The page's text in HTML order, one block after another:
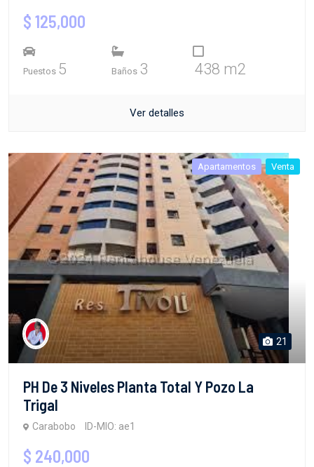
$ 125,000
Puestos 5 Baños 3 438 m2
Ver detalles
Apartamentos Venta
21
PH De 3 Niveles Planta Total Y Pozo La
Trigal
Carabobo ID-MIO: ae1
$ 240,000